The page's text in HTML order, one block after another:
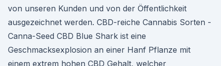
von unseren Kunden und von der Öffentlichkeit
ausgezeichnet werden. CBD-reiche Cannabis Sorten -
Canna-Seed CBD Blue Shark ist eine
Geschmacksexplosion an einer Hanf Pflanze mit
einem extrem hohen CBD Gehalt, welcher